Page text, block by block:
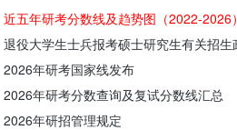
近五年研考分数线及趋势图（2022-2026）
2026年研考国家线发布
2026年研考分数查询及复试分数线汇总
2026年研招管理规定